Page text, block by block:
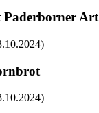
Paderborner Art